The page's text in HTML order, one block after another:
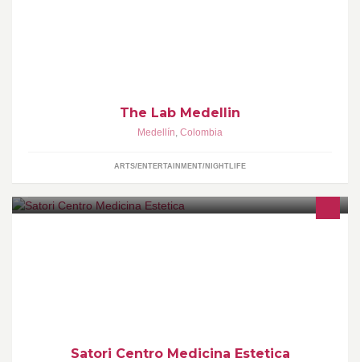
The Lab Medellin
Medellín, Colombia
ARTS/ENTERTAINMENT/NIGHTLIFE
Satori Centro Medicina Estetica